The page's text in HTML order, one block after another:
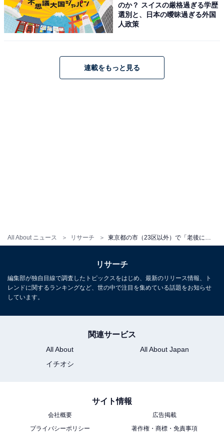
All About ニュース リサーチ
1 2
のか？ スイスの厳格過ぎる学歴
選別と、日本の曖昧過ぎる外国
人政策
連載をもっと見る
リサーチ
編集部が独自目線で調査したトピックスをはじめ、最新のリリース情報、ト
レンドに関するランキングなど、世の中で注目を集めている話題をお知らせ
しています。
関連サービス
All About
All About Japan
イチオシ
サイト情報
会社概要
広告掲載
プライバシーポリシー
著作権・商標・免責事項